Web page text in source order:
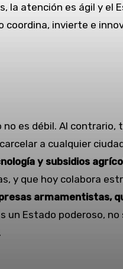
la atención es ágil y
coordina, invierte e
es débil. Al
a cualquier
y subsidios
y que hoy colabora
armamentistas,
un Estado poderoso,